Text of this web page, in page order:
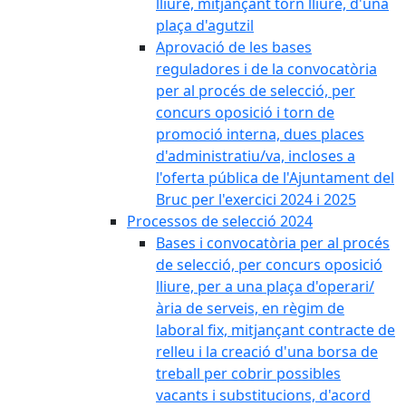
plaça d'agutzil
Aprovació de les bases
reguladores i de la convocatòria
per al procés de selecció, per
concurs oposició i torn de
promoció interna, dues places
d'administratiu/va, incloses a
l'oferta pública de l'Ajuntament del
Bruc per l'exercici 2024 i 2025
Processos de selecció 2024
Bases i convocatòria per al procés
de selecció, per concurs oposició
lliure, per a una plaça d'operari/
ària de serveis, en règim de
laboral fix, mitjançant contracte de
relleu i la creació d'una borsa de
treball per cobrir possibles
vacants i substitucions, d'acord